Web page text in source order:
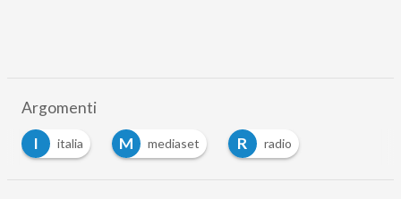
Argomenti
I
italia M mediaset R radio